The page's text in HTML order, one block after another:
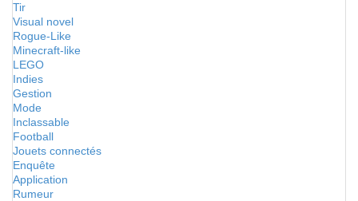
Tir
Visual novel
Rogue-Like
Minecraft-like
LEGO
Indies
Gestion
Mode
Inclassable
Football
Jouets connectés
Enquête
Application
Rumeur